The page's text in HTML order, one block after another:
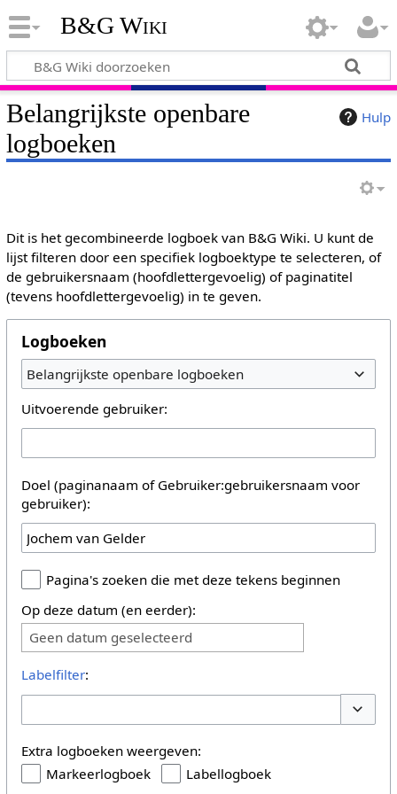
B&G Wiki
Hulp
Belangrijkste openbare
logboeken
Dit is het gecombineerde logboek van B&G Wiki. U kunt de
lijst filteren door een specifiek logboektype te selecteren, of
de gebruikersnaam (hoofdlettergevoelig) of paginatitel
(tevens hoofdlettergevoelig) in te geven.
Logboeken
Belangrijkste openbare logboeken
Uitvoerende gebruiker:
Doel (paginanaam of Gebruiker:gebruikersnaam voor
gebruiker):
Pagina's zoeken die met deze tekens beginnen
Op deze datum (en eerder):
Geen datum geselecteerd
Labelfilter:
Extra logboeken weergeven:
Markeerlogboek
Labellogboek